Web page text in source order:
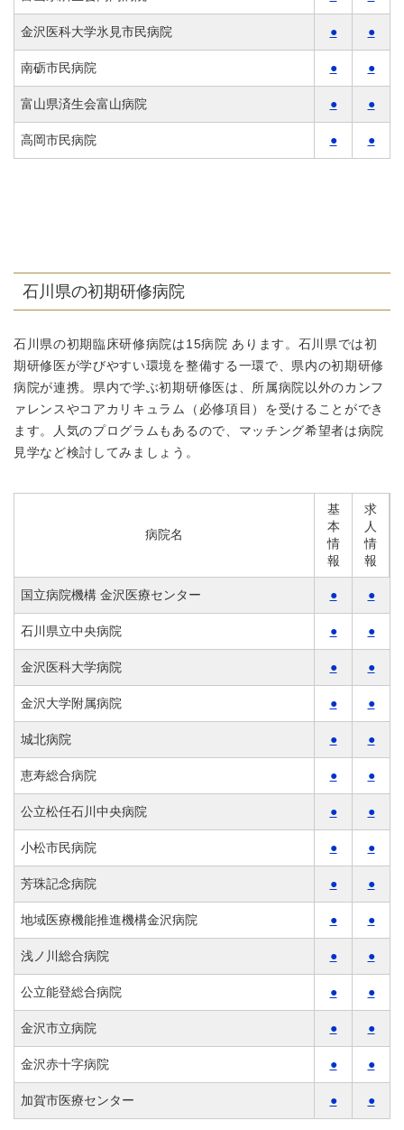
金沢医科大学氷見市民病院 ● ●
南砺市民病院 ● ●
富山県済生会富山病院 ● ●
高岡市民病院 ● ●
石川県の初期研修病院
石川県の初期臨床研修病院は15病院 あります。石川県では初
期研修医が学びやすい環境を整備する一環で、県内の初期研修
病院が連携。県内で学ぶ初期研修医は、所属病院以外のカンフ
ァレンスやコアカリキュラム（必修項目）を受けることができ
ます。人気のプログラムもあるので、マッチング希望者は病院
見学など検討してみましょう。
病院名
基
本
情
報
求
人
情
報
国立病院機構 金沢医療センター ● ●
石川県立中央病院 ● ●
金沢医科大学病院 ● ●
金沢大学附属病院 ● ●
城北病院 ● ●
恵寿総合病院 ● ●
公立松任石川中央病院 ● ●
小松市民病院 ● ●
芳珠記念病院 ● ●
地域医療機能推進機構金沢病院 ● ●
浅ノ川総合病院 ● ●
公立能登総合病院 ● ●
金沢市立病院 ● ●
金沢赤十字病院 ● ●
加賀市医療センター ● ●